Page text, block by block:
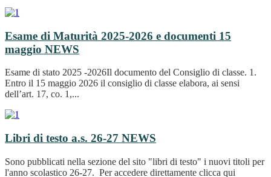
Esame di Maturità 2025-2026 e documenti 15
maggio NEWS
Esame di stato 2025 -2026Il documento del Consiglio di classe. 1.
Entro il 15 maggio 2026 il consiglio di classe elabora, ai sensi
dell’art. 17, co. 1,...
Libri di testo a.s. 26-27 NEWS
Sono pubblicati nella sezione del sito "libri di testo" i nuovi titoli per
l'anno scolastico 26-27. Per accedere direttamente clicca qui